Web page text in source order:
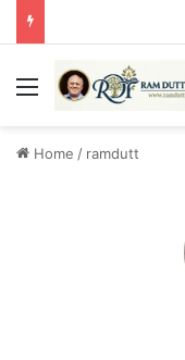
Menu
Home / ramdutt